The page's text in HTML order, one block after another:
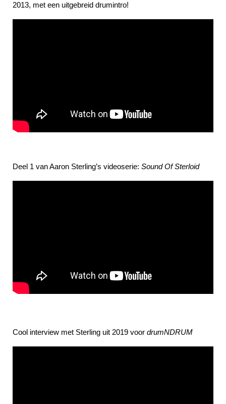
2013, met een uitgebreid drumintro!
Deel 1 van Aaron Sterling’s videoserie: Sound Of Sterloid
Cool interview met Sterling uit 2019 voor drumNDRUM